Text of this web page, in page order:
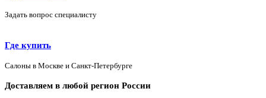
Задать вопрос специалисту
Где купить
Салоны в Москве и Санкт-Петербурге
Доставляем в любой регион России